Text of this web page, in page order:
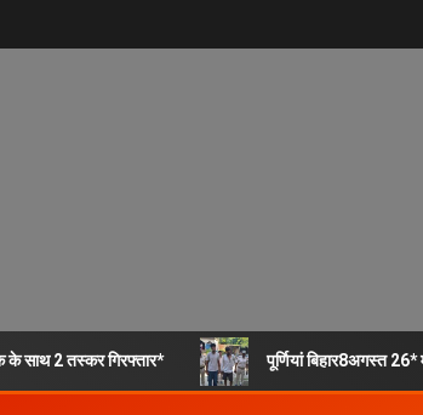
के साथ 2 तस्कर गिरफ्तार* पूर्णियां बिहार8अगस्त